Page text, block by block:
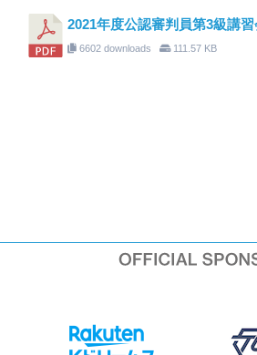
2021年度公認審判員第3級講
6602 downloads 111.57 KB